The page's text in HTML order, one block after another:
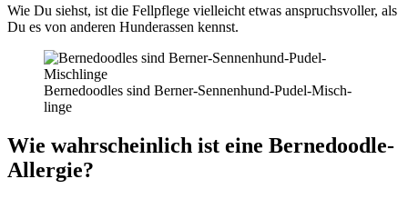
Wie Du siehst, ist die Fell­pfle­ge viel­leicht etwas anspruchs­vol­ler, als
Du es von ande­ren Hun­de­ras­sen kennst.
Ber­ne­dood­les sind Ber­ner-Sen­nen­hund-Pudel-Misch­
lin­ge
Wie wahr­schein­lich ist eine Ber­ne­dood­le-
All­er­gie?